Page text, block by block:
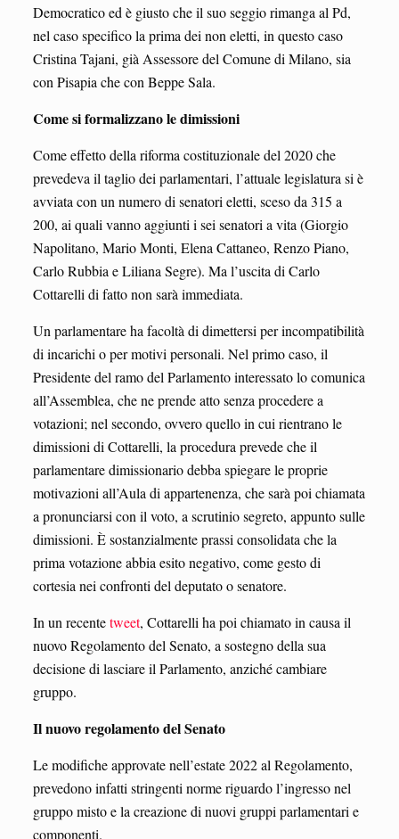
Democratico ed è giusto che il suo seggio rimanga al Pd,
nel caso specifico la prima dei non eletti, in questo caso
Cristina Tajani, già Assessore del Comune di Milano, sia
con Pisapia che con Beppe Sala.
Come si formalizzano le dimissioni
Come effetto della riforma costituzionale del 2020 che
prevedeva il taglio dei parlamentari, l’attuale legislatura si è
avviata con un numero di senatori eletti, sceso da 315 a
200, ai quali vanno aggiunti i sei senatori a vita (Giorgio
Napolitano, Mario Monti, Elena Cattaneo, Renzo Piano,
Carlo Rubbia e Liliana Segre). Ma l’uscita di Carlo
Cottarelli di fatto non sarà immediata.
Un parlamentare ha facoltà di dimettersi per incompatibilità
di incarichi o per motivi personali. Nel primo caso, il
Presidente del ramo del Parlamento interessato lo comunica
all’Assemblea, che ne prende atto senza procedere a
votazioni; nel secondo, ovvero quello in cui rientrano le
dimissioni di Cottarelli, la procedura prevede che il
parlamentare dimissionario debba spiegare le proprie
motivazioni all’Aula di appartenenza, che sarà poi chiamata
a pronunciarsi con il voto, a scrutinio segreto, appunto sulle
dimissioni. È sostanzialmente prassi consolidata che la
prima votazione abbia esito negativo, come gesto di
cortesia nei confronti del deputato o senatore.
In un recentetweet, Cottarelli ha poi chiamato in causa il
nuovo Regolamento del Senato, a sostegno della sua
decisione di lasciare il Parlamento, anziché cambiare
gruppo.
Il nuovo regolamento del Senato
Le modifiche approvate nell’estate 2022 al Regolamento,
prevedono infatti stringenti norme riguardo l’ingresso nel
gruppo misto e la creazione di nuovi gruppi parlamentari e
componenti.